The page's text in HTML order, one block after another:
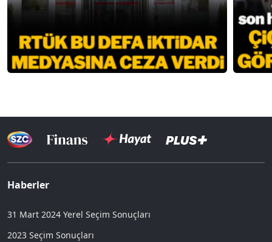
Haberler
31 Mart 2024 Yerel Seçim Sonuçları
2023 Seçim Sonuçları